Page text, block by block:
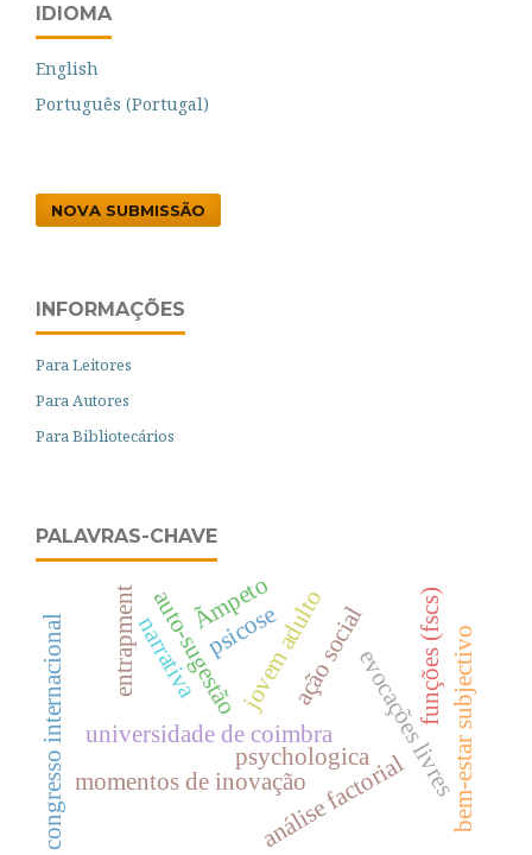
IDIOMA
English
Português (Portugal)
NOVA SUBMISSÃO
INFORMAÇÕES
Para Leitores
Para Autores
Para Bibliotecários
PALAVRAS-CHAVE
auto-sugestão ação social
universidade de coimbra
psychologica
análise factorial
narrativa
momentos de inovação
entrapment
evocações livres
jovem adulto
congresso internacional funções (fscs)
psicose bem-estar subjectivo
Ãmpeto